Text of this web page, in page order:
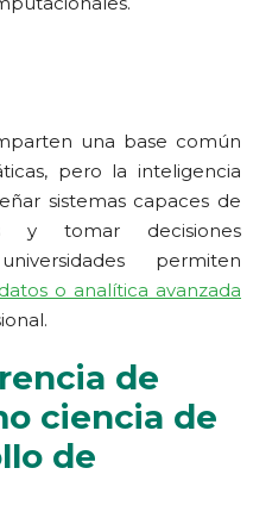
una base común
pero la inteligencia
sistemas capaces de
y tomar decisiones
permiten
o analítica avanzada
de
ciencia de
de